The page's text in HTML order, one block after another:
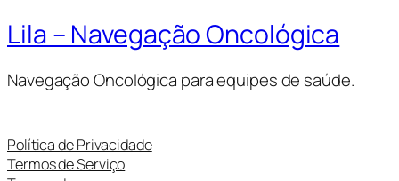
Lila – Navegação Oncológica
Navegação Oncológica para equipes de saúde.
Política de Privacidade
Termos de Serviço